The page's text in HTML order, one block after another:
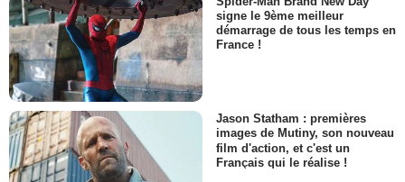
signe le 9ème meilleur
démarrage de tous les temps en
France !
Jason Statham : premières
images de Mutiny, son nouveau
film d'action, et c'est un
Français qui le réalise !